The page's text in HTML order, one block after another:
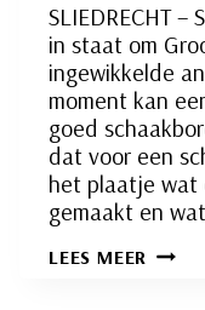
SLIEDRECHT
in staat om
ingewikkelde
moment kan
goed
dat voor een
het plaatje wat
gemaakt en
LEES MEER